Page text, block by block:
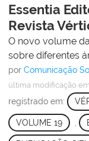
Essentia
Revista
O novo volume
sobre diferentes
por Comunicação
última modificação
registrado em:
VOLUME 19